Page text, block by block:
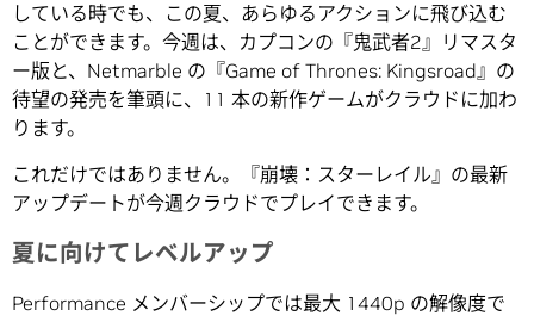
している時でも、この夏、あらゆるアクションに飛び込む
ことができます。今週は、カプコンの『鬼武者2』リマスタ
ー版と、Netmarble の『Game of Thrones: Kingsroad』の
待望の発売を筆頭に、11 本の新作ゲームがクラウドに加わ
ります。
これだけではありません。『崩壊：スターレイル』の最新
アップデートが今週クラウドでプレイできます。
夏に向けてレベルアップ
Performance メンバーシップでは最大 1440p の解像度で